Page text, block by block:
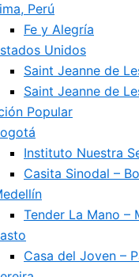
Perú
Fe y Alegría
Unidos
Saint Jeanne de
Saint Jeanne de
Popular
Instituto Nuestra
Casita Sinodal –
Tender La Mano –
Casa del Joven –